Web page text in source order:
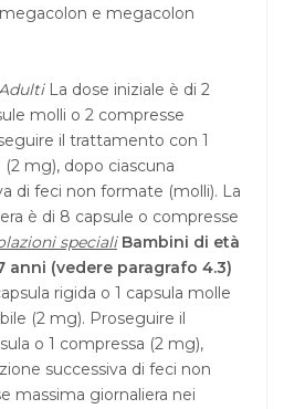
e megacolon
La dose iniziale è di 2
molli o 2 compresse
il trattamento con 1
(2 mg), dopo ciascuna
di feci non formate (molli). La
è di 8 capsule o compresse
speciali Bambini di età
anni (vedere paragrafo 4.3)
rigida o 1 capsula molle
(2 mg). Proseguire il
o 1 compressa (2 mg),
successiva di feci non
massima giornaliera nei